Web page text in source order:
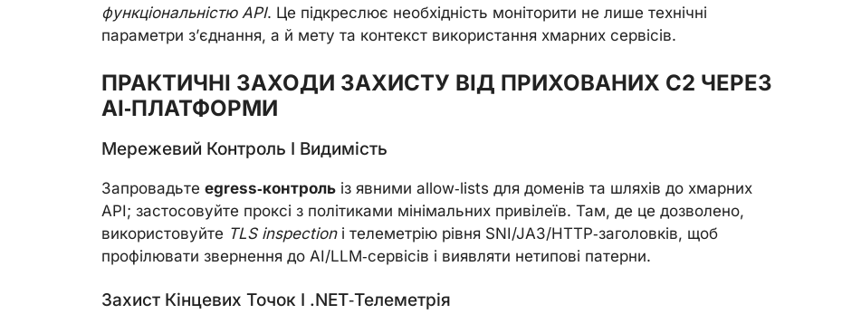
функціональністю API. Це підкреслює необхідність моніторити не лише технічні
параметри з’єднання, а й мету та контекст використання хмарних сервісів.
ПРАКТИЧНІ ЗАХОДИ ЗАХИСТУ ВІД ПРИХОВАНИХ C2 ЧЕРЕЗ
AI‑ПЛАТФОРМИ
Мережевий Контроль І Видимість
Запровадьте egress‑контроль із явними allow‑lists для доменів та шляхів до хмарних
API; застосовуйте проксі з політиками мінімальних привілеїв. Там, де це дозволено,
використовуйте TLS inspectionі телеметрію рівня SNI/JA3/HTTP‑заголовків, щоб
профілювати звернення до AI/LLM‑сервісів і виявляти нетипові патерни.
Захист Кінцевих Точок І .NET‑телеметрія